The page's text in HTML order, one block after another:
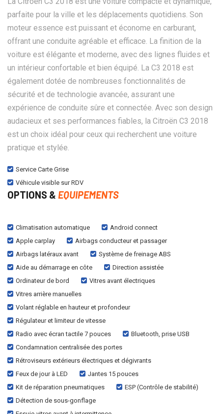
parfaite pour la ville et les déplacements quotidiens. Son
moteur essence est puissant et économe en carburant,
offrant une conduite agréable et efficace. La finition de la
voiture est élégante et moderne, avec des lignes fluides et
un intérieur confortable et bien équipé. La C3 2018 est
également dotée de nombreuses fonctionnalités de
sécurité et de technologie avancée, assurant une
expérience de conduite sûre et connectée. Avec son design
audacieux et ses performances fiables, la Citroën C3 2018
est un choix idéal pour ceux qui recherchent une voiture
pratique et stylée.
Service Carte Grise
Véhicule visible sur RDV
OPTIONS & EQUIPEMENTS
Climatisation automatique
Android connect
Apple carplay
Airbags conducteur et passager
Airbags latéraux avant
Système de freinage ABS
Aide au démarrage en côte
Direction assistée
Ordinateur de bord
Vitres avant électriques
Vitres arrière manuelles
Volant réglable en hauteur et profondeur
Régulateur et limiteur de vitesse
Radio avec écran tactile 7 pouces
Bluetooth, prise USB
Condamnation centralisée des portes
Rétroviseurs extérieurs électriques et dégivrants
Feux de jour à LED
Jantes 15 pouces
Kit de réparation pneumatiques
ESP (Contrôle de stabilité)
Détection de sous-gonflage